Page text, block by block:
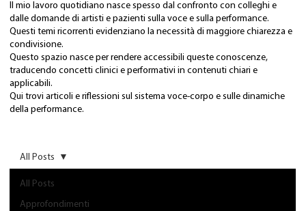
Il mio lavoro quotidiano nasce spesso dal confronto con colleghi e
dalle domande di artisti e pazienti sulla voce e sulla performance.
Questi temi ricorrenti evidenziano la necessità di maggiore chiarezza e
condivisione.
Questo spazio nasce per rendere accessibili queste conoscenze,
traducendo concetti clinici e performativi in contenuti chiari e
applicabili.
Qui trovi articoli e riflessioni sul sistema voce-corpo e sulle dinamiche
della performance.
All Posts
Approfondimenti
All Posts